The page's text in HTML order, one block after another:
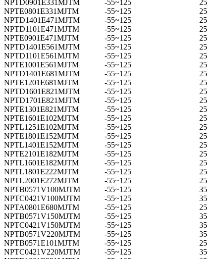
NPTD0901E331MJTM
-55~125
25
NPTE0801E331MJTM
-55~125
25
NPTD1401E471MJTM
-55~125
25
NPTD1101E471MJTM
-55~125
25
NPTE0901E471MJTM
-55~125
25
NPTD1401E561MJTM
-55~125
25
NPTD1101E561MJTM
-55~125
25
NPTE1001E561MJTM
-55~125
25
NPTD1401E681MJTM
-55~125
25
NPTE1201E681MJTM
-55~125
25
NPTD1601E821MJTM
-55~125
25
NPTD1701E821MJTM
-55~125
25
NPTE1301E821MJTM
-55~125
25
NPTE1601E102MJTM
-55~125
25
NPTL1251E102MJTM
-55~125
25
NPTE1801E152MJTM
-55~125
25
NPTL1401E152MJTM
-55~125
25
NPTE2101E182MJTM
-55~125
25
NPTL1601E182MJTM
-55~125
25
NPTL1801E222MJTM
-55~125
25
NPTL2001E272MJTM
-55~125
25
NPTB0571V100MJTM
-55~125
35
NPTC0421V100MJTM
-55~125
35
NPTA0801E680MJTM
-55~125
25
NPTB0571V150MJTM
-55~125
35
NPTC0421V150MJTM
-55~125
35
NPTB0571V220MJTM
-55~125
35
NPTB0571E101MJTM
-55~125
25
NPTC0421V220MJTM
-55~125
35